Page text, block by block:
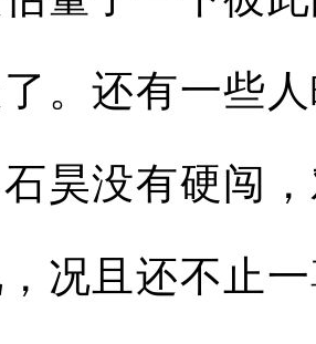
。还有一些
昊没有硬闯
况且还不止